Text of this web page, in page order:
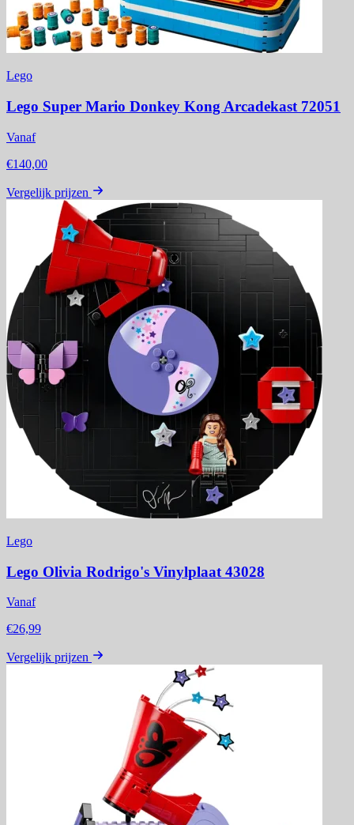
Lego
Lego Super Mario Donkey Kong Arcadekast 72051
Vanaf
€140,00
Vergelijk prijzen
Lego
Lego Olivia Rodrigo's Vinylplaat 43028
Vanaf
€26,99
Vergelijk prijzen